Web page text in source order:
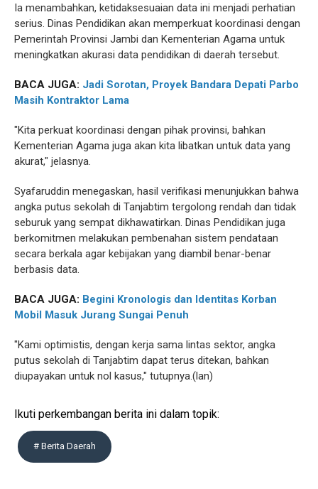
Ia menambahkan, ketidaksesuaian data ini menjadi perhatian
serius. Dinas Pendidikan akan memperkuat koordinasi dengan
Pemerintah Provinsi Jambi dan Kementerian Agama untuk
meningkatkan akurasi data pendidikan di daerah tersebut.
BACA JUGA: Jadi Sorotan, Proyek Bandara Depati Parbo
Masih Kontraktor Lama
"Kita perkuat koordinasi dengan pihak provinsi, bahkan
Kementerian Agama juga akan kita libatkan untuk data yang
akurat," jelasnya.
Syafaruddin menegaskan, hasil verifikasi menunjukkan bahwa
angka putus sekolah di Tanjabtim tergolong rendah dan tidak
seburuk yang sempat dikhawatirkan. Dinas Pendidikan juga
berkomitmen melakukan pembenahan sistem pendataan
secara berkala agar kebijakan yang diambil benar-benar
berbasis data.
BACA JUGA: Begini Kronologis dan Identitas Korban
Mobil Masuk Jurang Sungai Penuh
"Kami optimistis, dengan kerja sama lintas sektor, angka
putus sekolah di Tanjabtim dapat terus ditekan, bahkan
diupayakan untuk nol kasus," tutupnya.(lan)
Ikuti perkembangan berita ini dalam topik:
# Berita Daerah